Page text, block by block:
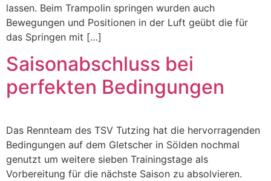
lassen. Beim Trampolin springen wurden auch
Bewegungen und Positionen in der Luft geübt die für
das Springen mit […]
Saisonabschluss bei
perfekten Bedingungen
Das Rennteam des TSV Tutzing hat die hervorragenden
Bedingungen auf dem Gletscher in Sölden nochmal
genutzt um weitere sieben Trainingstage als
Vorbereitung für die nächste Saison zu absolvieren.